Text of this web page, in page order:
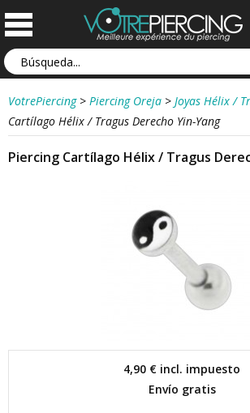
VotrePiercing > Piercing Oreja > Joyas Hélix /
Cartílago Hélix / Tragus Derecho Yin-Yang
Piercing Cartílago Hélix / Tragus
4,90 € incl. impuesto
Envío gratis